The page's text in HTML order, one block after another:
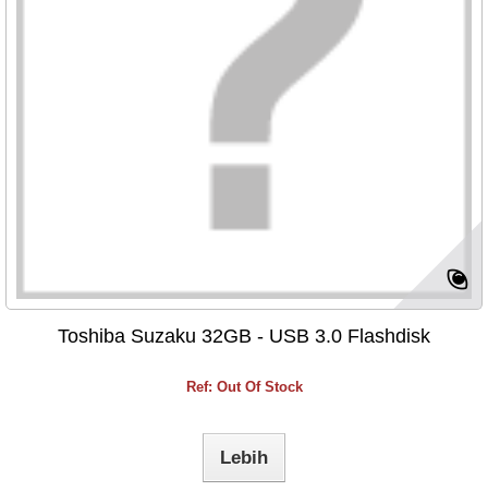
Toshiba Suzaku 32GB - USB 3.0 Flashdisk
Ref: Out Of Stock
Lebih